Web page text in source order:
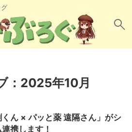
：2025年10月
くん × パッと薬 遠隔さん」がシ
携します！